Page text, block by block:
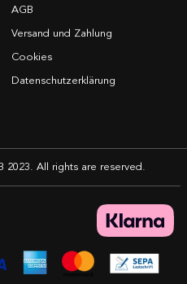
AGB
Versand und Zahlung
Cookies
Datenschutzerklärung
2023. All rights are reserved.